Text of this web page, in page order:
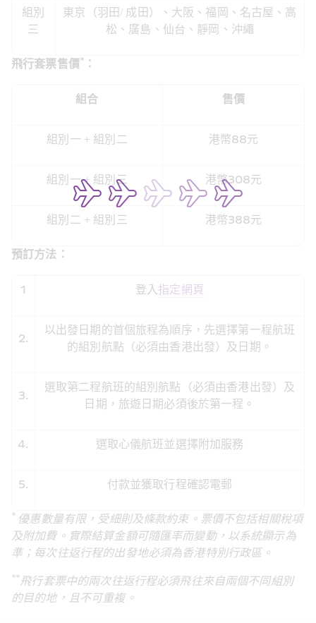
組別
三
東京（羽田/ 成田）、大阪、福岡、名古屋、高
松、廣島、仙台、靜岡、沖繩
飛行套票售價* ：
組合 售價
組別一 + 組別二 港幣88元
組別一 + 組別三 港幣308元
組別二 + 組別三 港幣388元
預訂方法：
1 登入指定網頁
2.
以出發日期的首個旅程為順序，先選擇第一程航班
的組別航點（必須由香港出發）及日期。
3.
選取第二程航班的組別航點（必須由香港出發）及
日期，旅遊日期必須後於第一程。
4. 選取心儀航班並選擇附加服務
5. 付款並獲取行程確認電郵
* 優惠數量有限，受細則及條款約束。票價不包括相關稅項
及附加費。實際結算金額可隨匯率而變動，以系統顯示為
準；每次往返行程的出發地必須為香港特別行政區。
**飛行套票中的兩次往返行程必須飛往來自兩個不同組別
的目的地，且不可重複。